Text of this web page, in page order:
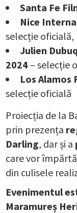
Santa Fe
Nice
selecție oficială,
Julien
2024 – selecție
Los Alamos
selecție oficială
Proiecția de la
prin prezența
Darling, dar și a
care vor
din culisele
Evenimentul
Maramureș